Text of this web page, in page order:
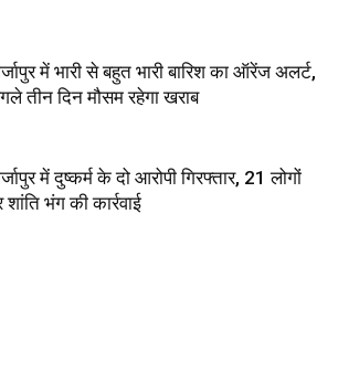
में भारी से बहुत भारी बारिश का ऑरेंज अलर्ट,
तीन दिन मौसम रहेगा खराब
में दुष्कर्म के दो आरोपी गिरफ्तार, 21 लोगों
शांति भंग की कार्रवाई